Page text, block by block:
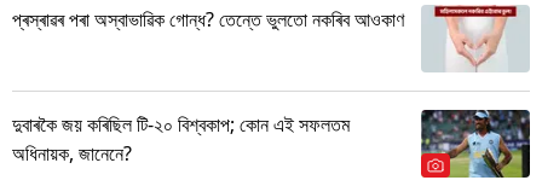
প্ৰস্ৰাৱৰ পৰা অস্বাভাৱিক গোন্ধ? তেন্তে ভুলতো নকৰিব আওকাণ
দুবাৰকৈ জয় কৰিছিল টি-২০ বিশ্বকাপ; কোন এই সফলতম
অধিনায়ক, জানেনে?